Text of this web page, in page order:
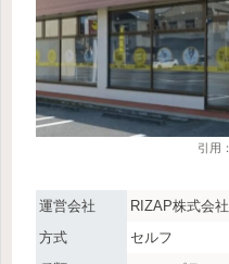
引用：
運営会社
RIZAP株式会社
方式
セルフ